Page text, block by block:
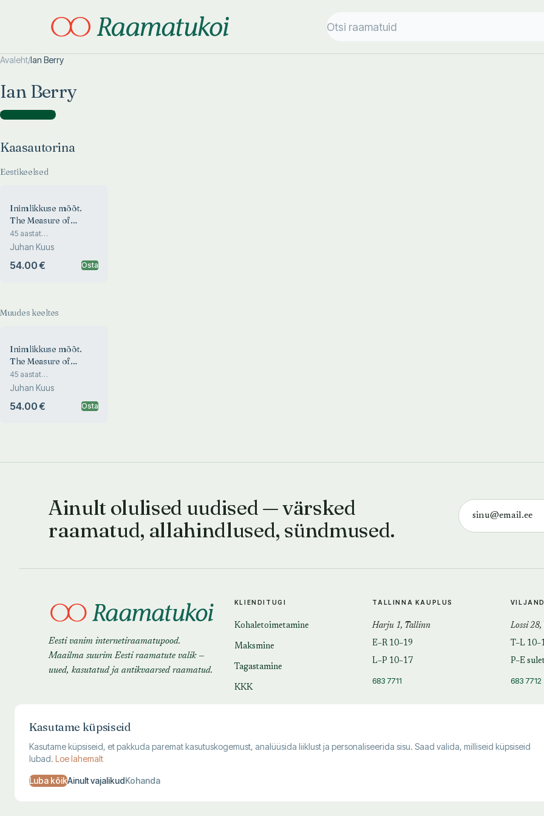
Avaleht/Ian Berry
Ian Berry
Kaasautorina )
Kaasautorina
Eestikeelsed
Inimlikkuse mõõt.
The Measure of
Humanity
45 aastat
dokumentaalfotograafiat
Lõuna-Aafrikas. 45 Years
of Documentary
Juhan Kuus
54.00 € Osta
Muudes keeltes
Inimlikkuse mõõt.
The Measure of
Humanity
45 aastat
dokumentaalfotograafiat
Lõuna-Aafrikas. 45 Years
of Documentary
Juhan Kuus
54.00 € Osta
Ainult olulised uudised — värsked
raamatud, allahindlused, sündmused.
Eesti vanim internetiraamatupood.
Maailma suurim Eesti raamatute valik —
uued, kasutatud ja antikvaarsed raamatud.
KLIENDITUGI
Kohaletoimetamine
Maksmine
Tagastamine
KKK
TALLINNA KAUPLUS
Harju 1, Tallinn
E–R 10–19
L–P 10–17
683 7711
Lossi
T–L
P–E
683 7712
Kasutame küpsiseid
Kasutame küpsiseid, et pakkuda paremat kasutuskogemust, analüüsida liiklust ja personaliseerida sisu. Saad valida, milliseid küpsiseid
lubad. Loe lahemalt
Luba kõikAinult vajalikudKohanda